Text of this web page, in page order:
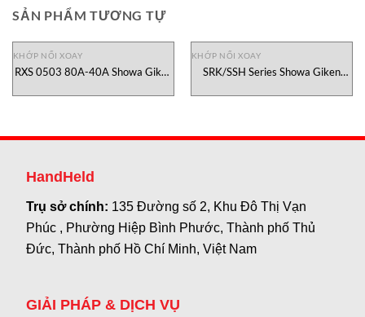
SẢN PHẨM TƯƠNG TỰ
KHỚP NỐI XOAY
RXS 0503 80A-40A Showa Giken
KHỚP NỐI XOAY
SRK/SSH Series Showa Giken
HandHeld
Trụ sở chính: 135 Đường số 2, Khu Đô Thị Vạn
Phúc , Phường Hiệp Bình Phước, Thành phố Thủ
Đức, Thành phố Hồ Chí Minh, Việt Nam
GIẢI PHÁP & DỊCH VỤ